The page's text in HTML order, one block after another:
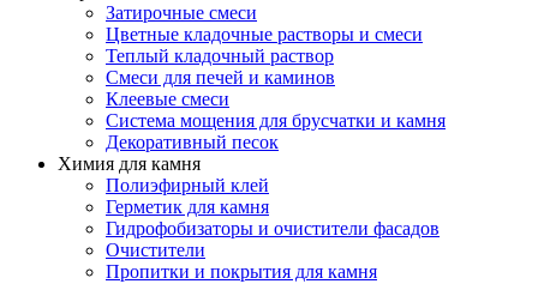
Затирочные смеси
Цветные кладочные растворы и смеси
Теплый кладочный раствор
Смеси для печей и каминов
Клеевые смеси
Система мощения для брусчатки и камня
Декоративный песок
Химия для камня
Полиэфирный клей
Герметик для камня
Гидрофобизаторы и очистители фасадов
Очистители
Пропитки и покрытия для камня